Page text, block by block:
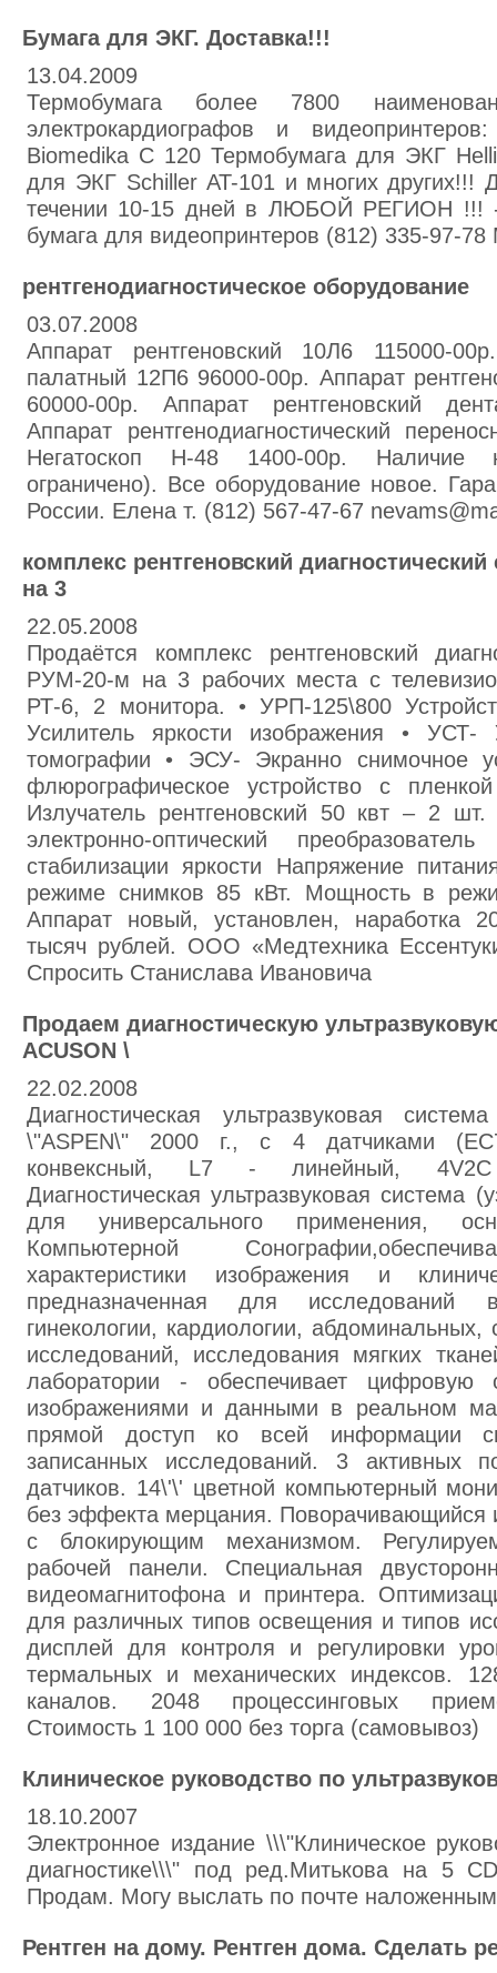
Бумага для ЭКГ. Доставка!!!
13.04.2009
Термобумага более 7800
электрокардиографов и
Biomedika C 120 Термобумага для ЭКГ
для ЭКГ Schiller AT-101 и многих
течении 10-15 дней в ЛЮБОЙ РЕГИОН !!!
бумага для видеопринтеров (812) 335-97-
рентгенодиагностическое оборудование
03.07.2008
Аппарат рентгеновский 10Л6 115000-
палатный 12П6 96000-00р. Аппарат
60000-00р. Аппарат рентгеновский
Аппарат рентгенодиагностический
Негатоскоп Н-48 1400-00р. Наличие
ограничено). Все оборудование новое.
России. Елена т. (812) 567-47-67
комплекс рентгеновский
на 3
22.05.2008
Продаётся комплекс рентгеновский
РУМ-20-м на 3 рабочих места с
РТ-6, 2 монитора. • УРП-125\800
Усилитель яркости изображения • УСТ-
томографии • ЭСУ- Экранно снимочное
флюрографическое устройство с
Излучатель рентгеновский 50 квт – 2
электронно-оптический
стабилизации яркости Напряжение
режиме снимков 85 кВт. Мощность в
Аппарат новый, установлен, наработка
тысяч рублей. ООО «Медтехника
Спросить Станислава Ивановича
Продаем диагностическую
ACUSON \
22.02.2008
Диагностическая ультразвуковая
\"ASPEN\" 2000 г., с 4 датчиками
конвексный, L7 - линейный, 4V2C
Диагностическая ультразвуковая система
для универсального применения,
Компьютерной
характеристики изображения и
предназначенная для исследований
гинекологии, кардиологии, абдоминальных,
исследований, исследования мягких
лаборатории - обеспечивает цифровую
изображениями и данными в реальном
прямой доступ ко всей информации
записанных исследований. 3 активных
датчиков. 14\'\' цветной компьютерный
без эффекта мерцания. Поворачивающийся
с блокирующим механизмом.
рабочей панели. Специальная
видеомагнитофона и принтера.
для различных типов освещения и типов
дисплей для контроля и регулировки
термальных и механических индексов.
каналов. 2048 процессинговых
Стоимость 1 100 000 без торга (самовывоз)
Клиническое руководство по
18.10.2007
Электронное издание \\\"Клиническое
диагностике\\\" под ред.Митькова на 5
Продам. Могу выслать по почте
Рентген на дому. Рентген дома. Сделать